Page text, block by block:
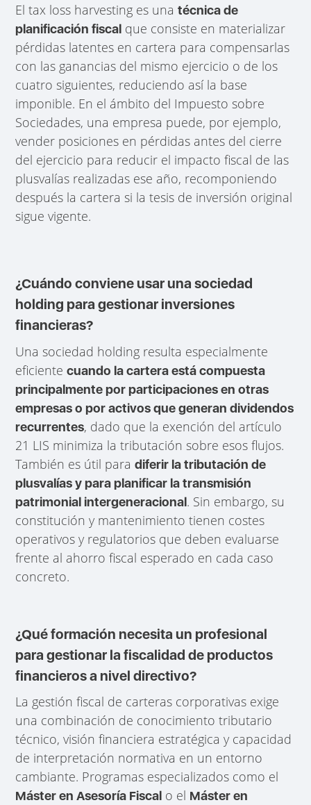
El tax loss harvesting es unatécnica de
planificación fiscal que consiste en materializar
pérdidas latentes en cartera para compensarlas
con las ganancias del mismo ejercicio o de los
cuatro siguientes, reduciendo así la base
imponible. En el ámbito del Impuesto sobre
Sociedades, una empresa puede, por ejemplo,
vender posiciones en pérdidas antes del cierre
del ejercicio para reducir el impacto fiscal de las
plusvalías realizadas ese año, recomponiendo
después la cartera si la tesis de inversión original
sigue vigente.
¿Cuándo conviene usar una sociedad
holding para gestionar inversiones
financieras?
Una sociedad holding resulta especialmente
eficientecuando la cartera está compuesta
principalmente por participaciones en otras
empresas o por activos que generan dividendos
recurrentes, dado que la exención del artículo
21 LIS minimiza la tributación sobre esos flujos.
También es útil paradiferir la tributación de
plusvalías y para planificar la transmisión
patrimonial intergeneracional. Sin embargo, su
constitución y mantenimiento tienen costes
operativos y regulatorios que deben evaluarse
frente al ahorro fiscal esperado en cada caso
concreto.
¿Qué formación necesita un profesional
para gestionar la fiscalidad de productos
financieros a nivel directivo?
La gestión fiscal de carteras corporativas exige
una combinación de conocimiento tributario
técnico, visión financiera estratégica y capacidad
de interpretación normativa en un entorno
cambiante. Programas especializados como el
Máster en Asesoría Fiscal o el Máster en